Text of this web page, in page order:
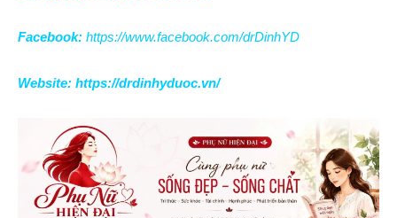
Facebook: https://www.facebook.com/drDinhYD
Website: https://drdinhyduoc.vn/